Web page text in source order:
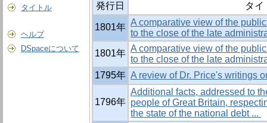
タイトル
ヘルプ
DSpaceについて
発行日 タイ
1801年 A comparative view of the
to the close of the late
1801年 A comparative view of the
to the close of the late
1795年 A review of Dr. Price's writings
1796年
Additional facts, addressed to
people of Great Britain,
the state of the national debt ...